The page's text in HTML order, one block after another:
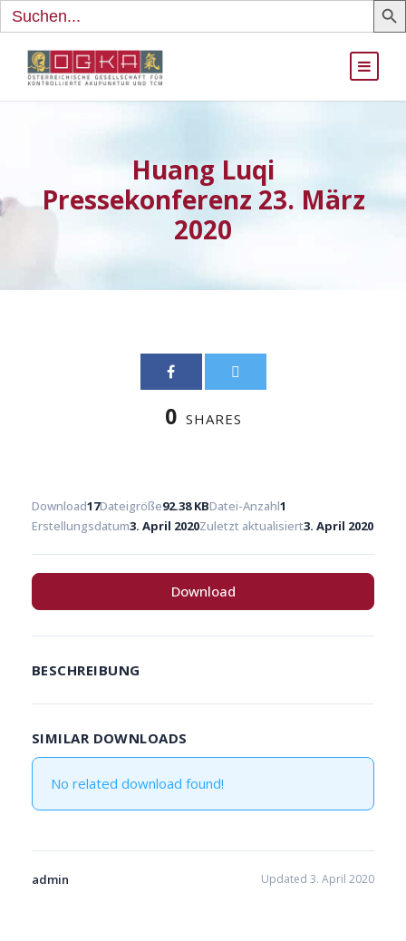
Search
for:
Huang Luqi
Pressekonferenz 23. März
2020
0 SHARES
Download17Dateigröße92.38 KBDatei-Anzahl1
Erstellungsdatum3. April 2020Zuletzt aktualisiert3. April 2020
Download
BESCHREIBUNG
SIMILAR DOWNLOADS
No related download found!
admin Updated 3. April 2020